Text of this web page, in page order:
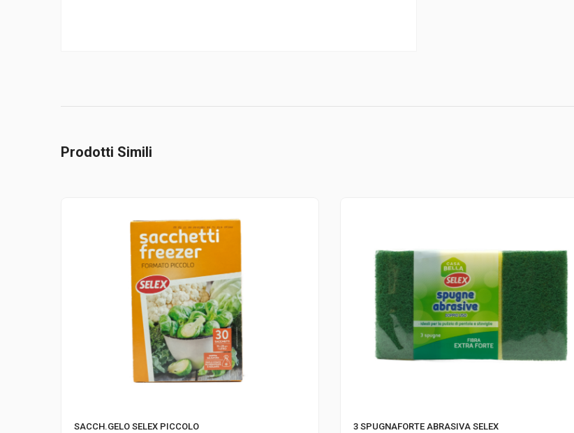
Prodotti Simili
SACCH.GELO SELEX PICCOLO 3 SPUGNAFORTE ABRASIVA SELEX